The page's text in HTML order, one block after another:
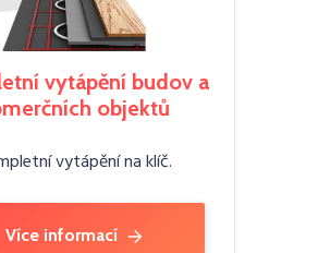
vytápění budov a
objektů
vytápění na klíč.
Více informací